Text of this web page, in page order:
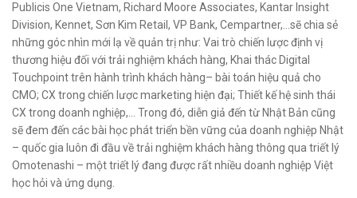
Publicis One Vietnam, Richard Moore Associates, Kantar Insight
Division, Kennet, Sơn Kim Retail, VP Bank, Cempartner,…sẽ chia sẻ
những góc nhìn mới lạ về quản trị như: Vai trò chiến lược định vị
thương hiệu đối với trải nghiệm khách hàng, Khai thác Digital
Touchpoint trên hành trình khách hàng– bài toán hiệu quả cho
CMO; CX trong chiến lược marketing hiện đại; Thiết kế hệ sinh thái
CX trong doanh nghiệp,… Trong đó, diễn giả đến từ Nhật Bản cũng
sẽ đem đến các bài học phát triển bền vững của doanh nghiệp Nhật
– quốc gia luôn đi đầu về trải nghiệm khách hàng thông qua triết lý
Omotenashi – một triết lý đang được rất nhiều doanh nghiệp Việt
học hỏi và ứng dụng.